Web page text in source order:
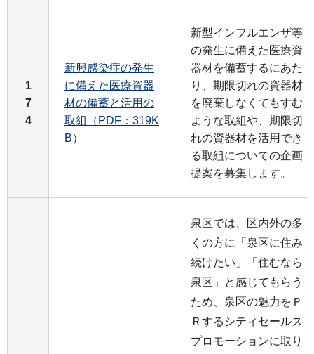
1
7
4
新興感染症の発生
に備えた医療資器
材の備蓄と活用の
取組（PDF：319K
B）
新型インフルエンザ等
の発生に備えた医療資
器材を備蓄するにあた
り、期限切れの資器材
を廃棄しなくてもすむ
ような取組や、期限切
れの資器材を活用でき
る取組についての企画
提案を募集します。
泉区では、区内外の多
くの方に「泉区に住み
続けたい」「住むなら
泉区」と感じてもらう
ため、泉区の魅力をＰ
Ｒするシティセールス
プロモーションに取り